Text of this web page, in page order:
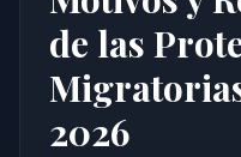
de las
2026